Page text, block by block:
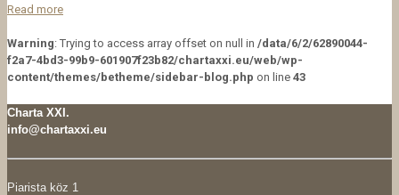
Read more
Warning: Trying to access array offset on null in /data/6/2/62890044-
f2a7-4bd3-99b9-601907f23b82/chartaxxi.eu/web/wp-
content/themes/betheme/sidebar-blog.php on line 43
Charta XXI.
info@chartaxxi.eu
Piarista köz 1